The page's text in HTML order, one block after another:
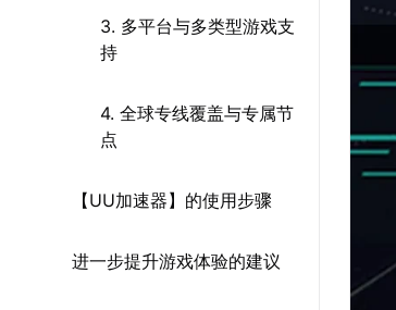
3. 多平台与多类型游戏支
持
4. 全球专线覆盖与专属节
点
【UU加速器】的使用步骤
进一步提升游戏体验的建议